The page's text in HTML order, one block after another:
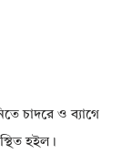
চাদরে ও ব্যাগে
হইল।